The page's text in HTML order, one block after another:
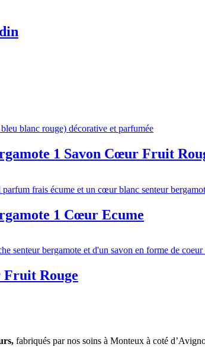
1 Savon Cœur Fruit
1 Cœur Ecume
Fruit Rouge
fabriqués par nos soins à Monteux à coté